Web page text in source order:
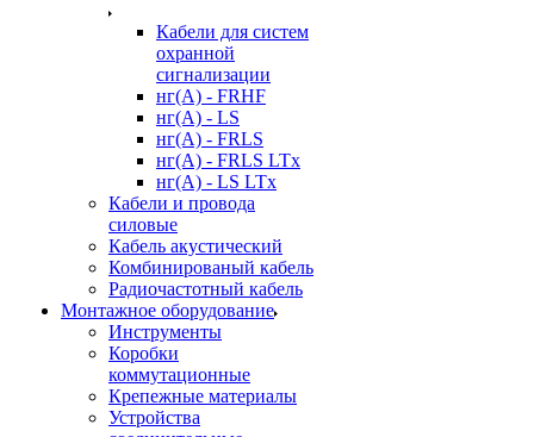
Кабели для систем
охранной
сигнализации
нг(A) - FRHF
нг(A) - LS
нг(А) - FRLS
нг(А) - FRLS LTx
нг(А) - LS LTx
Кабели и провода
силовые
Кабель акустический
Комбинированый кабель
Радиочастотный кабель
Монтажное оборудование
Инструменты
Коробки
коммутационные
Крепежные материалы
Устройства